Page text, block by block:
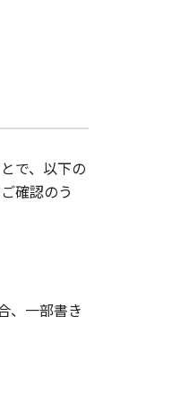
で、以下の
確認のう
、一部書き